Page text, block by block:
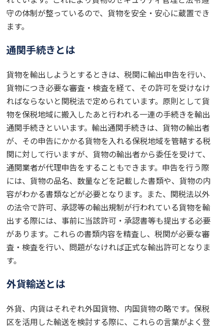
守の体制が整っているので、貨物を安全・安心に蔵置でき
ます。
通関手続きとは
貨物を輸出しようとするときは、税関に輸出申告を行い、
貨物につき必要な審査・検査を経て、その許可を受けなけ
ればならないと関税法で定められています。原則として貨
物を保税地域に搬入したあと行われる一連の手続きを輸出
通関手続きといいます。輸出通関手続きは、貨物の輸出者
が、その申告にかかる貨物を入れる保税地域を管轄する税
関に対して行いますが、貨物の輸出者から委任を受けて、
通関業者が代理申告をすることもできます。申告を行う際
には、貨物の品名、数量などを記載した書類や、貨物の内
容がわかる書類などが必要となります。また、関税法以外
の法令で許可、承認等の輸出規制が行われている貨物を輸
出する際には、事前に当該許可・承認書等も提出する必要
があります。これらの書類内容を精査し、税関が必要な審
査・検査を行い、問題がなければ正式な輸出許可となりま
す。
外貨輸送とは
外貨、内貨はそれぞれ外国貨物、内国貨物の略です。保税
区を活用した輸送を検討する際に、これらの言葉がよく登